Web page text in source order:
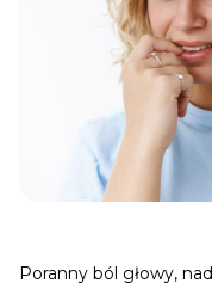
Poranny ból głowy,